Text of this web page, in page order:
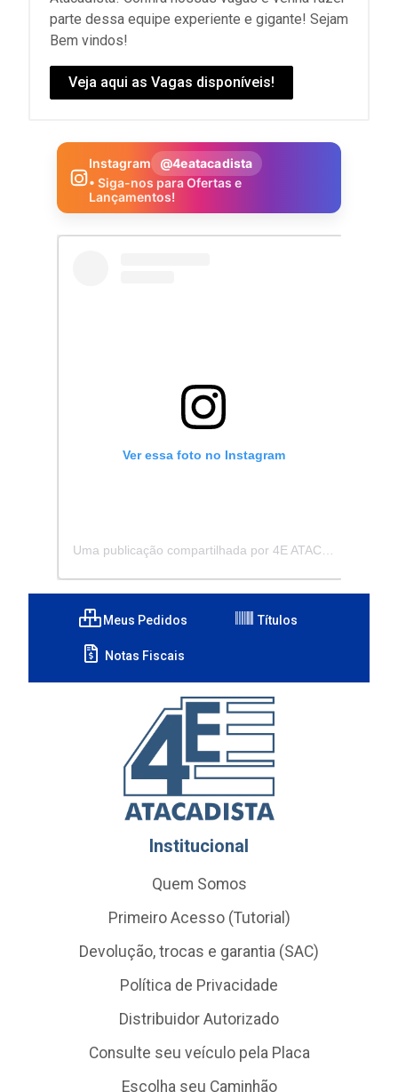
parte dessa equipe experiente e gigante! Sejam
Bem vindos!
Veja aqui as Vagas disponíveis!
Instagram
@4eatacadista
• Siga-nos para Ofertas e
Lançamentos!
Ver essa foto no Instagram
Meus Pedidos Títulos
Notas Fiscais
Institucional
Quem Somos
Primeiro Acesso (Tutorial)
Devolução, trocas e garantia (SAC)
Política de Privacidade
Distribuidor Autorizado
Consulte seu veículo pela Placa
Escolha seu Caminhão